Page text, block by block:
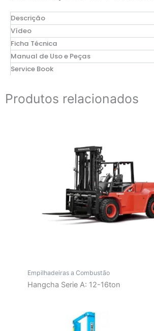
Descrição
Vídeo
Ficha Técnica
Manual de Uso e Peças
Service Book
Produtos relacionados
Empilhadeiras a Combustão
Hangcha Serie A: 12-16ton